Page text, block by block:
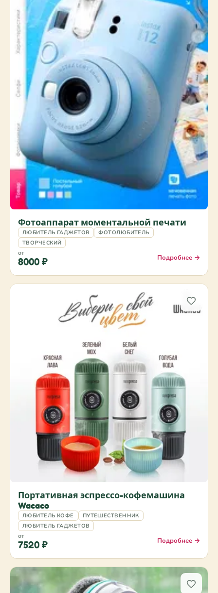
Фотоаппарат моментальной печати
ЛЮБИТЕЛЬ ГАДЖЕТОВ
ФОТОЛЮБИТЕЛЬ
ТВОРЧЕСКИЙ
от
8000 ₽ Подробнее →
Портативная эспрессо-кофемашина
Wacaco
ЛЮБИТЕЛЬ КОФЕ
ПУТЕШЕСТВЕННИК
ЛЮБИТЕЛЬ ГАДЖЕТОВ
от
7520 ₽ Подробнее →